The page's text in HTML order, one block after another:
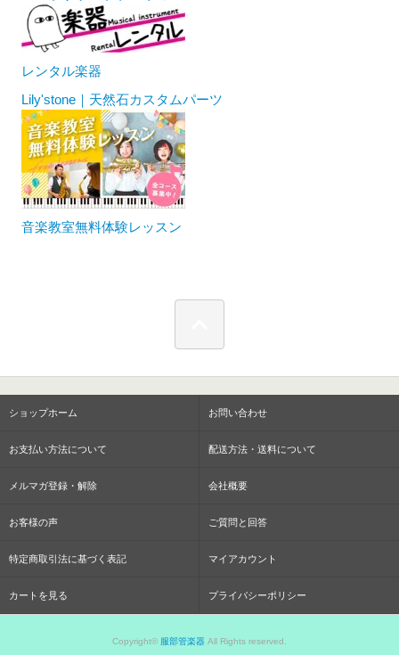
レンタル楽器
Lily'stone｜天然石カスタムパーツ
音楽教室無料体験レッスン
ショップホーム お問い合わせ
お支払い方法について 配送方法・送料について
メルマガ登録・解除 会社概要
お客様の声 ご質問と回答
特定商取引法に基づく表記 マイアカウント
カートを見る プライバシーポリシー
Copyright© 服部管楽器 All Rights reserved.